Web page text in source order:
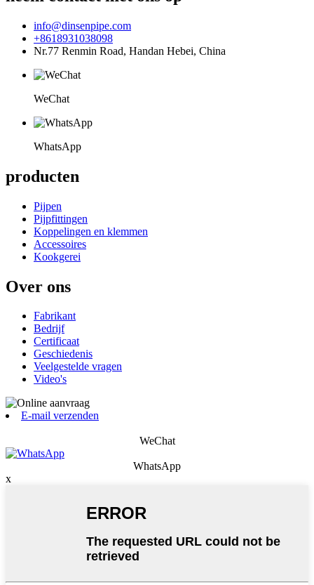
info@dinsenpipe.com
+8618931038098
Nr.77 Renmin Road, Handan Hebei, China
WeChat
WhatsApp
producten
Pijpen
Pijpfittingen
Koppelingen en klemmen
Accessoires
Kookgerei
Over ons
Fabrikant
Bedrijf
Certificaat
Geschiedenis
Veelgestelde vragen
Video's
E-mail verzenden
WeChat
WhatsApp
x